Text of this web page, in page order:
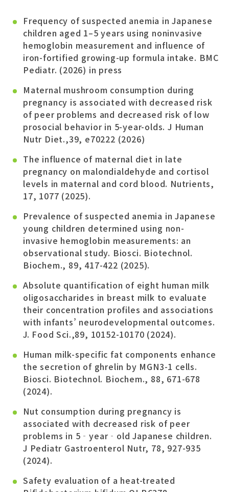
Frequency of suspected anemia in Japanese
children aged 1–5 years using noninvasive
hemoglobin measurement and influence of
iron-fortified growing-up formula intake. BMC
Pediatr. (2026) in press
Maternal mushroom consumption during
pregnancy is associated with decreased risk
of peer problems and decreased risk of low
prosocial behavior in 5-year-olds. J Human
Nutr Diet.,39, e70222 (2026)
The influence of maternal diet in late
pregnancy on malondialdehyde and cortisol
levels in maternal and cord blood. Nutrients,
17, 1077 (2025).
Prevalence of suspected anemia in Japanese
young children determined using non-
invasive hemoglobin measurements: an
observational study. Biosci. Biotechnol.
Biochem., 89, 417-422 (2025).
Absolute quantification of eight human milk
oligosaccharides in breast milk to evaluate
their concentration profiles and associations
with infants’ neurodevelopmental outcomes.
J. Food Sci.,89, 10152-10170 (2024).
Human milk-specific fat components enhance
the secretion of ghrelin by MGN3-1 cells.
Biosci. Biotechnol. Biochem., 88, 671-678
(2024).
Nut consumption during pregnancy is
associated with decreased risk of peer
problems in 5‐year‐old Japanese children.
J Pediatr Gastroenterol Nutr, 78, 927-935
(2024).
Safety evaluation of a heat-treated